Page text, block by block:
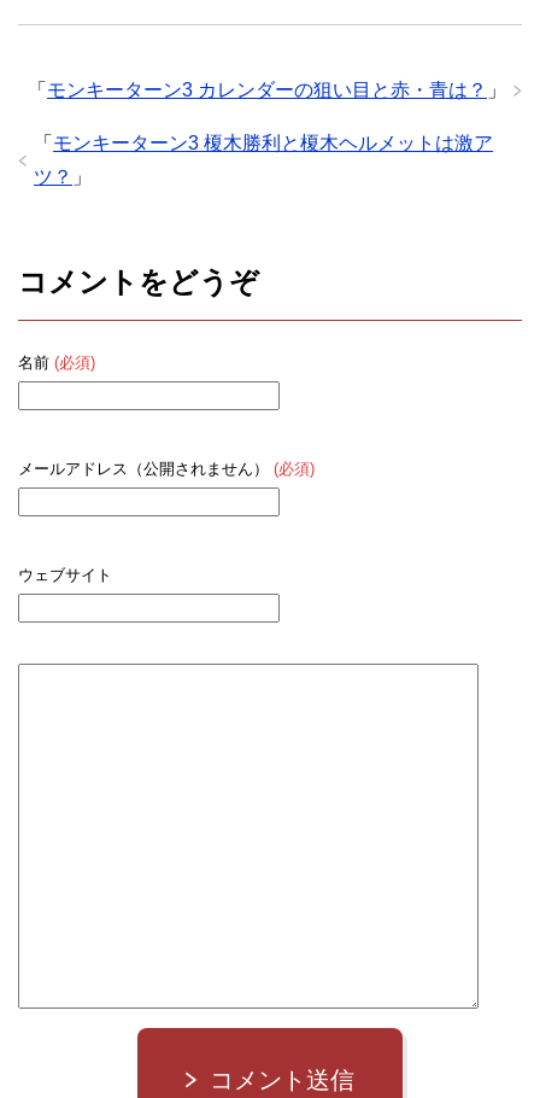
「 モンキーターン3 カレンダーの狙い目と赤・青は？ 」
「 モンキーターン3 榎木勝利と榎木ヘルメットは激ア
ツ？ 」
コメントをどうぞ
名前 (必須)
メールアドレス（公開されません） (必須)
ウェブサイト
コメント送信